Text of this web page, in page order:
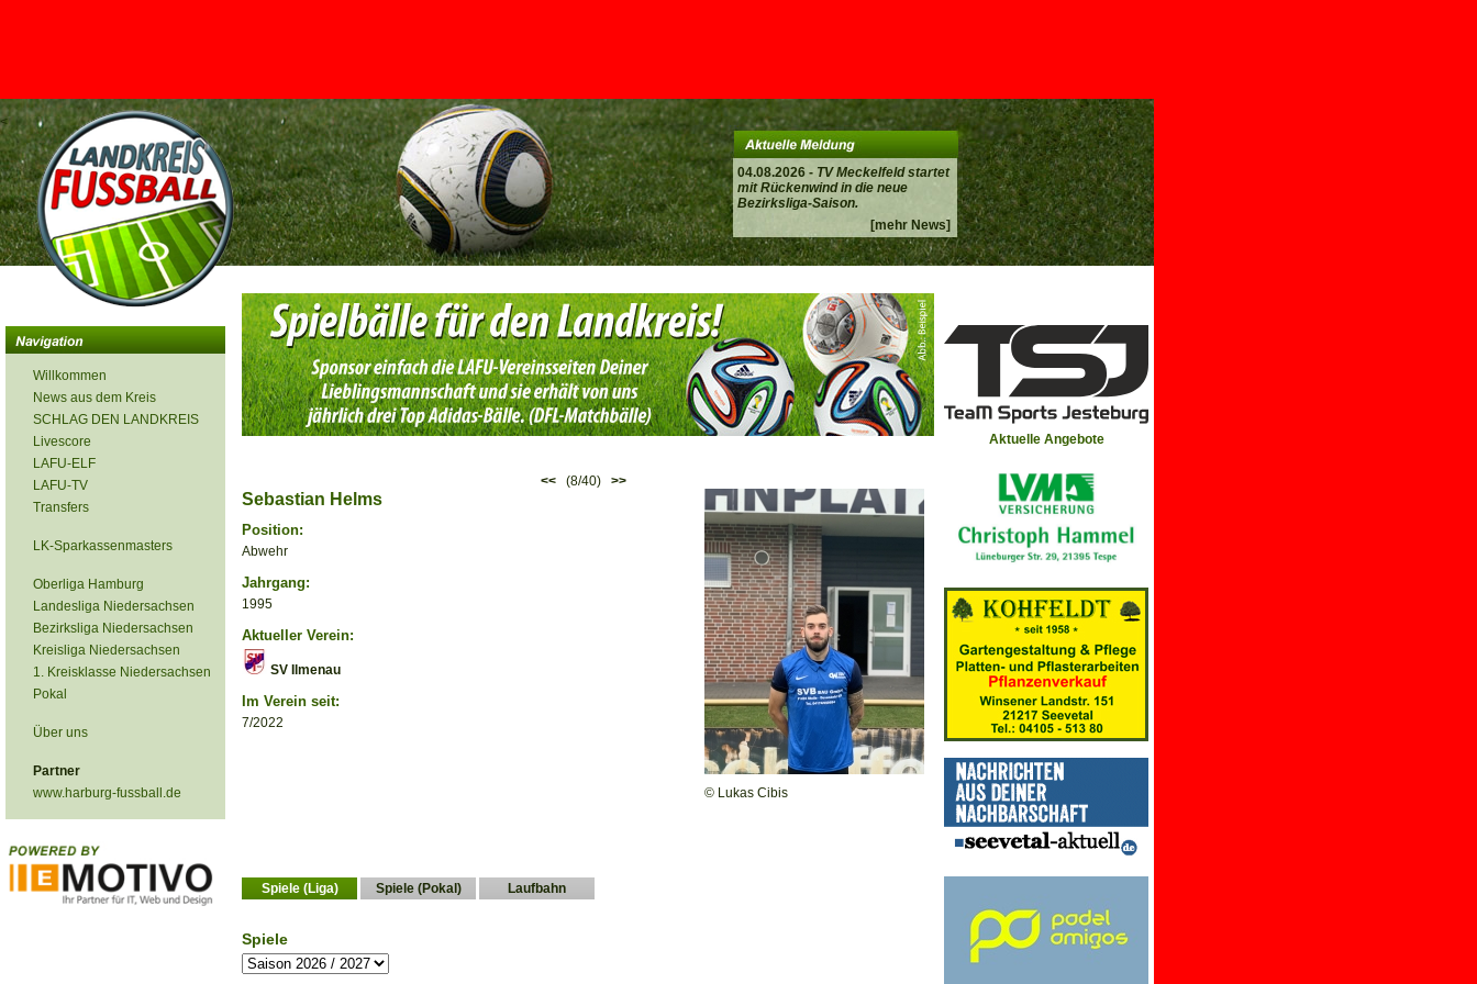
04.08.2026 - TV Meckelfeld startet
mit Rückenwind in die neue
Bezirksliga-Saison.
[mehr News]
<
Willkommen
News aus dem Kreis
SCHLAG DEN LANDKREIS
Livescore
LAFU-ELF
LAFU-TV
Transfers
LK-Sparkassenmasters
Oberliga Hamburg
Landesliga Niedersachsen
Bezirksliga Niedersachsen
Kreisliga Niedersachsen
1. Kreisklasse Niedersachsen
Pokal
Über uns
Partner
www.harburg-fussball.de
<<(8/40) >>
© Lukas Cibis
Sebastian Helms
Position:
Abwehr
Jahrgang:
1995
Aktueller Verein:
SV Ilmenau
Im Verein seit:
7/2022
Spiele (Liga) Spiele (Pokal) Laufbahn
Spiele
Aktuelle Angebote